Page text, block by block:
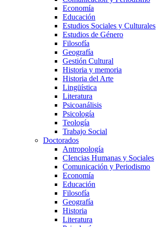
Economía
Educación
Estudios Sociales y Culturales
Estudios de Género
Filosofía
Geografía
Gestión Cultural
Historia y memoria
Historia del Arte
Lingüística
Literatura
Psicoanálisis
Psicología
Teología
Trabajo Social
Doctorados
Antropología
CIencias Humanas y Sociales
Comunicación y Periodismo
Economía
Educación
Filosofía
Geografía
Historia
Literatura